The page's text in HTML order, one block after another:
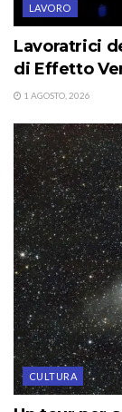
LAVORO
Lavoratrici
di Effetto
1 AGOSTO, 2026
CULTURA